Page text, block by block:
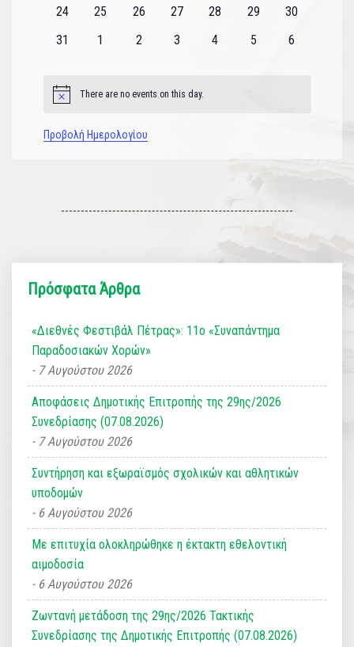
0
24
0
25
0
26
0
27
0
28
0
29
0
30
0
31
0
1
0
2
0
3
0
4
0
5
0
6
Notice There are no events on this day.
Προβολή Ημερολογίου
Πρόσφατα Άρθρα
«Διεθνές Φεστιβάλ Πέτρας»: 11ο «Συναπάντημα
Παραδοσιακών Χορών»
7 Αυγούστου 2026
Αποφάσεις Δημοτικής Επιτροπής της 29ης/2026
Συνεδρίασης (07.08.2026)
7 Αυγούστου 2026
Συντήρηση και εξωραϊσμός σχολικών και αθλητικών
υποδομών
6 Αυγούστου 2026
Με επιτυχία ολοκληρώθηκε η έκτακτη εθελοντική
αιμοδοσία
6 Αυγούστου 2026
Ζωντανή μετάδοση της 29ης/2026 Τακτικής
Συνεδρίασης της Δημοτικής Επιτροπής (07.08.2026)